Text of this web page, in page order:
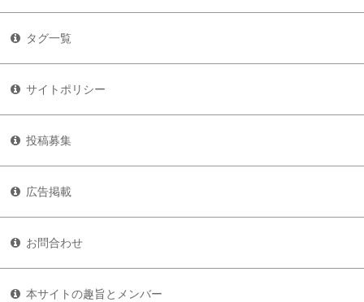
タグ一覧
サイトポリシー
投稿募集
広告掲載
お問合わせ
本サイトの趣旨とメンバー